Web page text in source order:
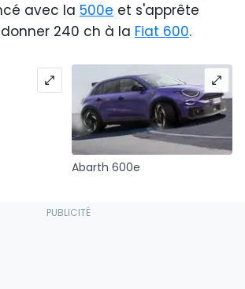
avec la 500e et s'apprête
240 ch à la Fiat 600.
Abarth 600e